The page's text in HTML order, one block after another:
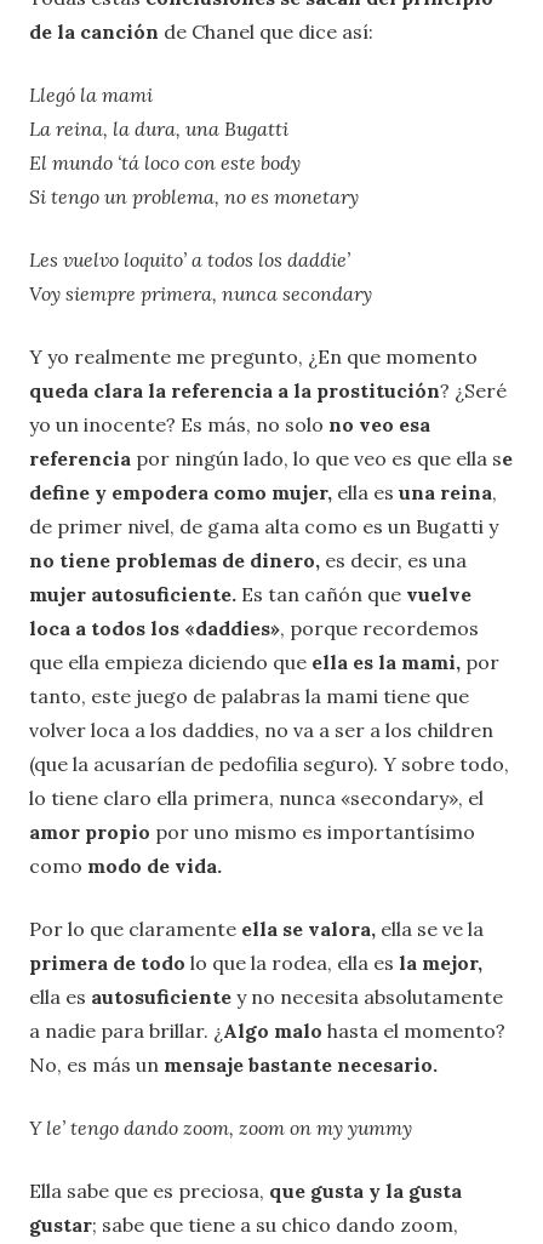
de la canción de Chanel que dice así:
Llegó la mami
La reina, la dura, una Bugatti
El mundo ‘tá loco con este body
Si tengo un problema, no es monetary
Les vuelvo loquito’ a todos los daddie’
Voy siempre primera, nunca secondary
Y yo realmente me pregunto, ¿En que momento
queda clara la referencia a la prostitución? ¿Seré
yo un inocente? Es más, no solo no veo esa
referencia por ningún lado, lo que veo es que ella se
define y empodera como mujer, ella es una reina,
de primer nivel, de gama alta como es un Bugatti y
no tiene problemas de dinero, es decir, es una
mujer autosuficiente. Es tan cañón que vuelve
loca a todos los «daddies», porque recordemos
que ella empieza diciendo que ella es la mami, por
tanto, este juego de palabras la mami tiene que
volver loca a los daddies, no va a ser a los children
(que la acusarían de pedofilia seguro). Y sobre todo,
lo tiene claro ella primera, nunca «secondary», el
amor propio por uno mismo es importantísimo
como modo de vida.
Por lo que claramente ella se valora, ella se ve la
primera de todo lo que la rodea, ella es la mejor,
ella es autosuficiente y no necesita absolutamente
a nadie para brillar. ¿Algo malo hasta el momento?
No, es más un mensaje bastante necesario.
Y le’ tengo dando zoom, zoom on my yummy
Ella sabe que es preciosa, que gusta y la gusta
gustar; sabe que tiene a su chico dando zoom,